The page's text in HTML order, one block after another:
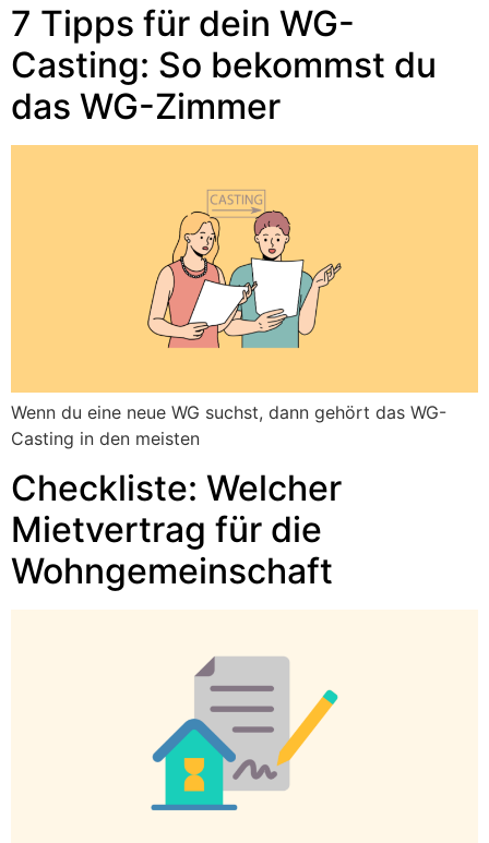
7 Tipps für dein WG-
Casting: So bekommst du
das WG-Zimmer
Wenn du eine neue WG suchst, dann gehört das WG-
Casting in den meisten
Checkliste: Welcher
Mietvertrag für die
Wohngemeinschaft